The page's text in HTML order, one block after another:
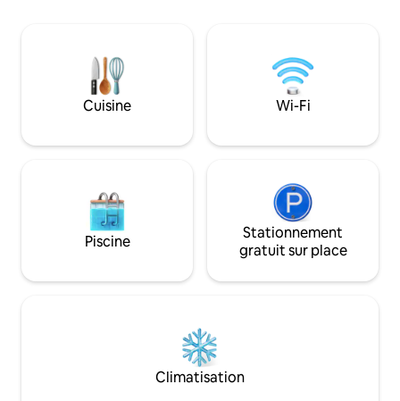
Cuisine Wi-Fi
Piscine
Stationnement
gratuit sur place
Climatisation